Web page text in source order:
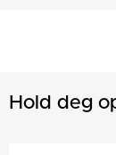
Hold deg